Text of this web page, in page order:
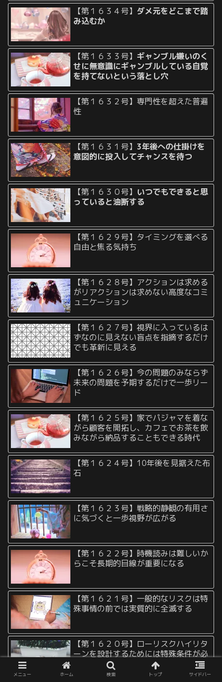
【第１６３４号】 ダメ元をどこまで踏
み込むか
【第１６３３号】 ギャンブル嫌いのく
せに無意識にギャンブルしている自覚
を持てないという落とし穴
【第１６３２号】専門性を超えた普遍
性
【第１６３１号】 3年後への仕掛けを
意図的に投入してチャンスを待つ
【第１６３０号】 いつでもできると思
っていると油断する
【第１６２９号】タイミングを選べる
自由と焦る気持ち
【第１６２８号】アクションは求める
がリアクションは求めない高度なコミ
ュニケーション
【第１６２７号】視界に入っているは
ずなのに見えない盲点を指摘するだけ
でも革新に見える
【第１６２６号】今の問題のみならず
未来の問題を予期するだけで一歩リー
ド
【第１６２５号】家でパジャマを着な
がら顧客を開拓し、カフェでお茶を飲
みながら納品することもできる時代
【第１６２４号】10年後を見据えた布
石
【第１６２３号】戦略的静観の有用さ
に気づくと一歩視野が広がる
【第１６２２号】時機読みは難しいか
らこそ長期的目線が重要になる
【第１６２１号】一般的なリスクは特
殊事情の前では実質的に全滅する
【第１６２０号】ローリスクハイリタ
ーンを設計するためには特殊条件が必
メニュー ホーム 検索 トップ サイドバー